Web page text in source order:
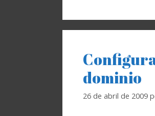
dominio
26 de abril de 2009